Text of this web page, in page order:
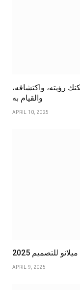
رؤيته، واكتشافه،
والقيام به
APRIL 10, 2025
للتصميم 2025
APRIL 9, 2025